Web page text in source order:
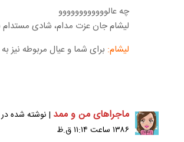
چه عالوووووووووووو
لیشام جان عزت مدام، شادی مستدام
لیشام: برای شما و عیال مربوطه نیز
ماجراهای من و ممد
۱۳۸۶ ساعت ۱۱:۱۴ ق.ظ